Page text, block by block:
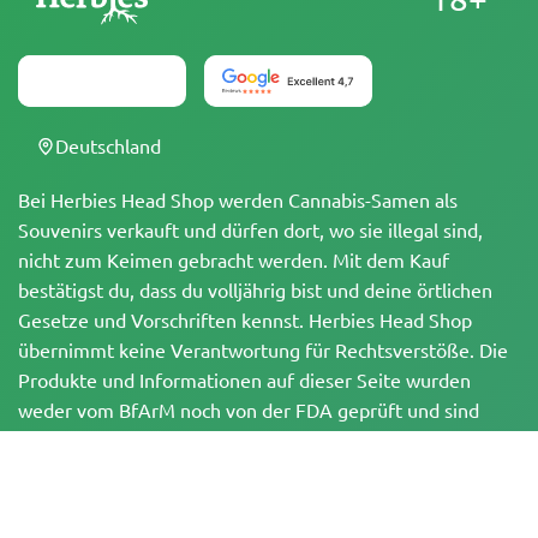
Bei Herbies Head Shop werden Cannabis-Samen als
Souvenirs verkauft und dürfen dort, wo sie illegal sind,
nicht zum Keimen gebracht werden. Mit dem Kauf
bestätigst du, dass du volljährig bist und deine örtlichen
Gesetze und Vorschriften kennst. Herbies Head Shop
übernimmt keine Verantwortung für Rechtsverstöße. Die
Produkte und Informationen auf dieser Seite wurden
weder vom BfArM noch von der FDA geprüft und sind
Deutschland